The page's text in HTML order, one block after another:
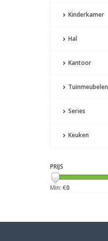
Kinderkamer
Hal
Kantoor
Tuinmeubelen
Series
Keuken
PRIJS
Min: €0